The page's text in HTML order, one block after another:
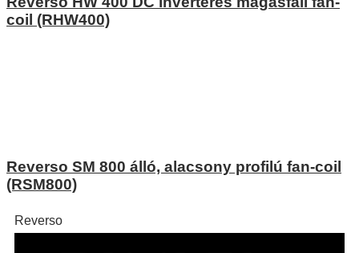
coil (RHW400)
Reverso SM 800 álló, alacsony profilú fan-coil
(RSM800)
Reverso